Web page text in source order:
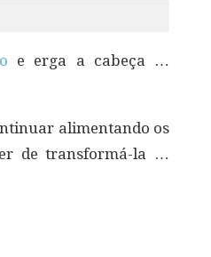
e erga a cabeça …
alimentando os
de transformá-la …